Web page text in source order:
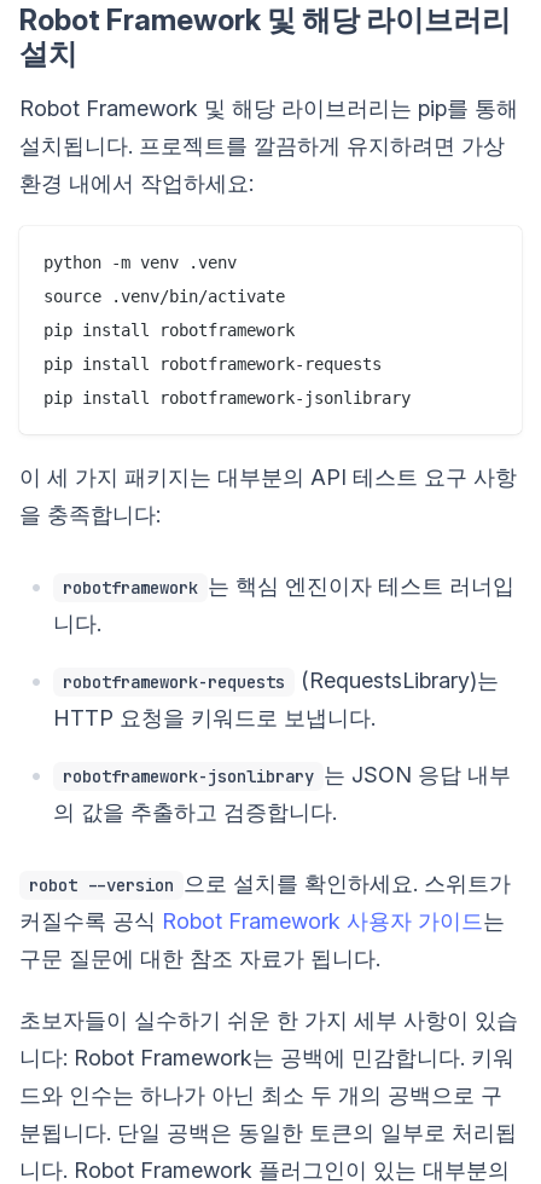
Robot Framework 및 해당 라이브러리
설치
Robot Framework 및 해당 라이브러리는 pip를 통해
설치됩니다. 프로젝트를 깔끔하게 유지하려면 가상
환경 내에서 작업하세요:
python -m venv .venv
source .venv/bin/activate
pip install robotframework
pip install robotframework-requests
이 세 가지 패키지는 대부분의 API 테스트 요구 사항
을 충족합니다:
robotframework 는 핵심 엔진이자 테스트 러너입
니다.
robotframework-requests
(RequestsLibrary)는
HTTP 요청을 키워드로 보냅니다.
robotframework-jsonlibrary 는 JSON 응답 내부
의 값을 추출하고 검증합니다.
robot --version
으로 설치를 확인하세요. 스위트가
커질수록 공식 Robot Framework 사용자 가이드는
구문 질문에 대한 참조 자료가 됩니다.
초보자들이 실수하기 쉬운 한 가지 세부 사항이 있습
니다: Robot Framework는 공백에 민감합니다. 키워
드와 인수는 하나가 아닌 최소 두 개의 공백으로 구
분됩니다. 단일 공백은 동일한 토큰의 일부로 처리됩
니다. Robot Framework 플러그인이 있는 대부분의